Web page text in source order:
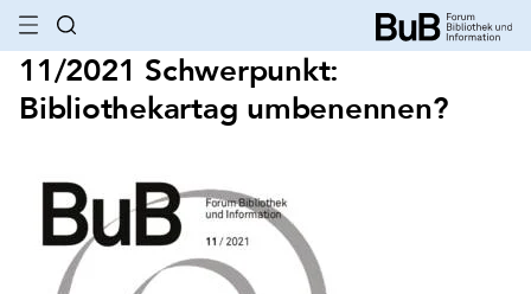
11/2021 Schwerpunkt:
Bibliothekartag umbenennen?